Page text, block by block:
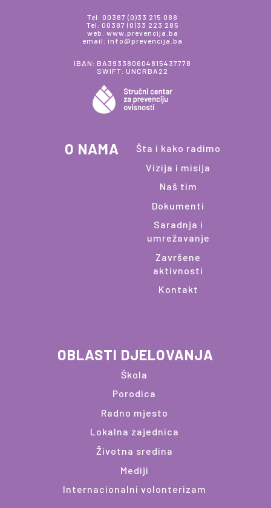
Tel: 00387 (0)33 215 088
Tel: 00387 (0)33 223 285
web: www.prevencija.ba
email: info@prevencija.ba
IBAN: BA393380604815437778
SWIFT: UNCRBA22
O NAMA
Šta i kako radimo
Vizija i misija
Naš tim
Dokumenti
Saradnja i
umrežavanje
Završene
aktivnosti
Kontakt
OBLASTI DJELOVANJA
Škola
Porodica
Radno mjesto
Lokalna zajednica
Životna sredina
Mediji
Internacionalni volonterizam